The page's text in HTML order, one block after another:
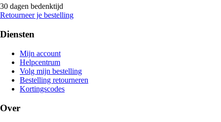
30 dagen bedenktijd
Retourneer je bestelling
Diensten
Mijn account
Helpcentrum
Volg mijn bestelling
Bestelling retourneren
Kortingscodes
Over